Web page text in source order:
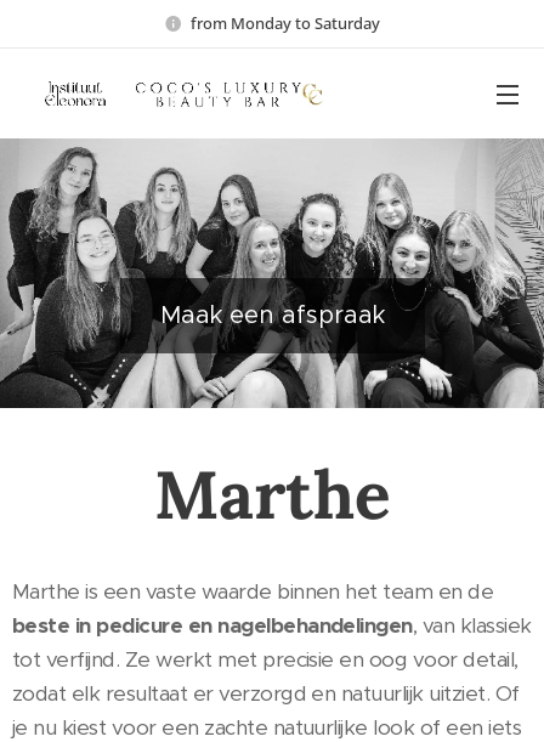
from Monday to Saturday
Maak een afspraak
Marthe
Marthe is een vaste waarde binnen het team en de
beste in pedicure en nagelbehandelingen, van klassiek
tot verfijnd. Ze werkt met precisie en oog voor detail,
zodat elk resultaat er verzorgd en natuurlijk uitziet. Of
je nu kiest voor een zachte natuurlijke look of een iets